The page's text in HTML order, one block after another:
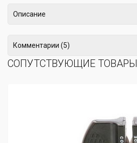
Описание
Комментарии (5)
СОПУТСТВУЮЩИЕ ТОВАРЫ